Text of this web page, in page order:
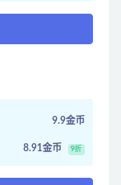
9.9金币
8.91金币 9折